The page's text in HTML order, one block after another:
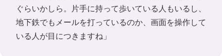
ぐらいかしら。片手に持って歩いている人もいるし、
地下鉄でもメールを打っているのか、画面を操作して
いる人が目につきますね」